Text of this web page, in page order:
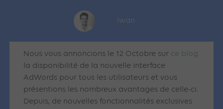
Iwan
Nous vous annoncions le 12 Octobre sur ce blog
la disponibilité de la nouvelle interface
AdWords pour tous les utilisateurs et vous
présentions les nombreux avantages de celle-ci.
Depuis, de nouvelles fonctionnalités exclusives